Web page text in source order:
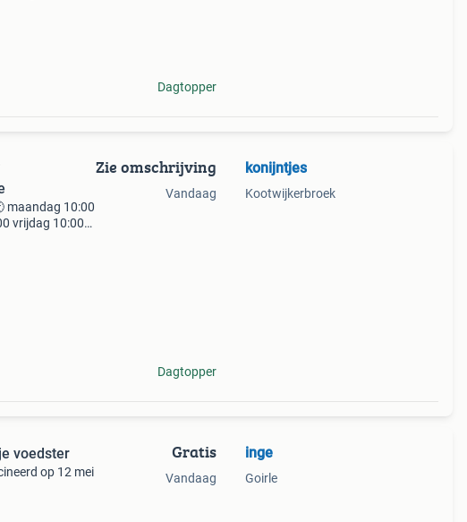
Dagtopper
maandag 10:00
vrijdag 10:00
Zie omschrijving
Vandaag
Dagtopper
konijntjes
Kootwijkerbroek
voedster
op 12 mei
Gratis
Vandaag
inge
Goirle